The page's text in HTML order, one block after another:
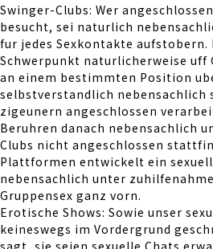
Swinger-Clubs: Wer
besucht, sei naturlich
fur jedes Sexkontakte
Schwerpunkt naturlicherweise uff
an einem bestimmten Position
selbstverstandlich nebensachlich
zigeunern angeschlossen
Beruhren danach nebensachlich
Clubs nicht angeschlossen
Plattformen entwickelt ein
nebensachlich unter
Gruppensex ganz vorn.
Erotische Shows: Sowie unser
keineswegs im Vordergrund
sagt, sie seien sexuelle Chats